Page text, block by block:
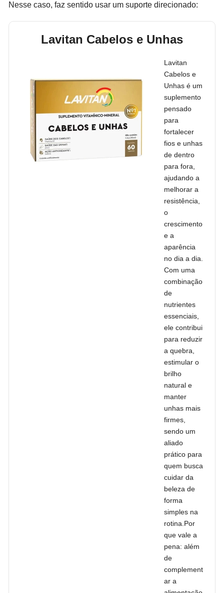
Nesse caso, faz sentido usar um suporte direcionado:
Lavitan Cabelos e Unhas
Lavitan
Cabelos e
Unhas é um
suplemento
pensado
para
fortalecer
fios e unhas
de dentro
para fora,
ajudando a
melhorar a
resistência,
o
crescimento
e a
aparência
no dia a dia.
Com uma
combinação
de
nutrientes
essenciais,
ele contribui
para reduzir
a quebra,
estimular o
brilho
natural e
manter
unhas mais
firmes,
sendo um
aliado
prático para
quem busca
cuidar da
beleza de
forma
simples na
rotina.Por
que vale a
pena: além
de
complement
ar a